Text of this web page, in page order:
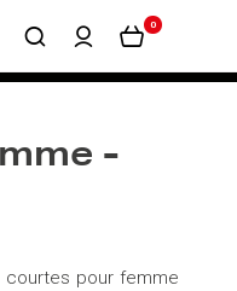
0
-
courtes pour femme